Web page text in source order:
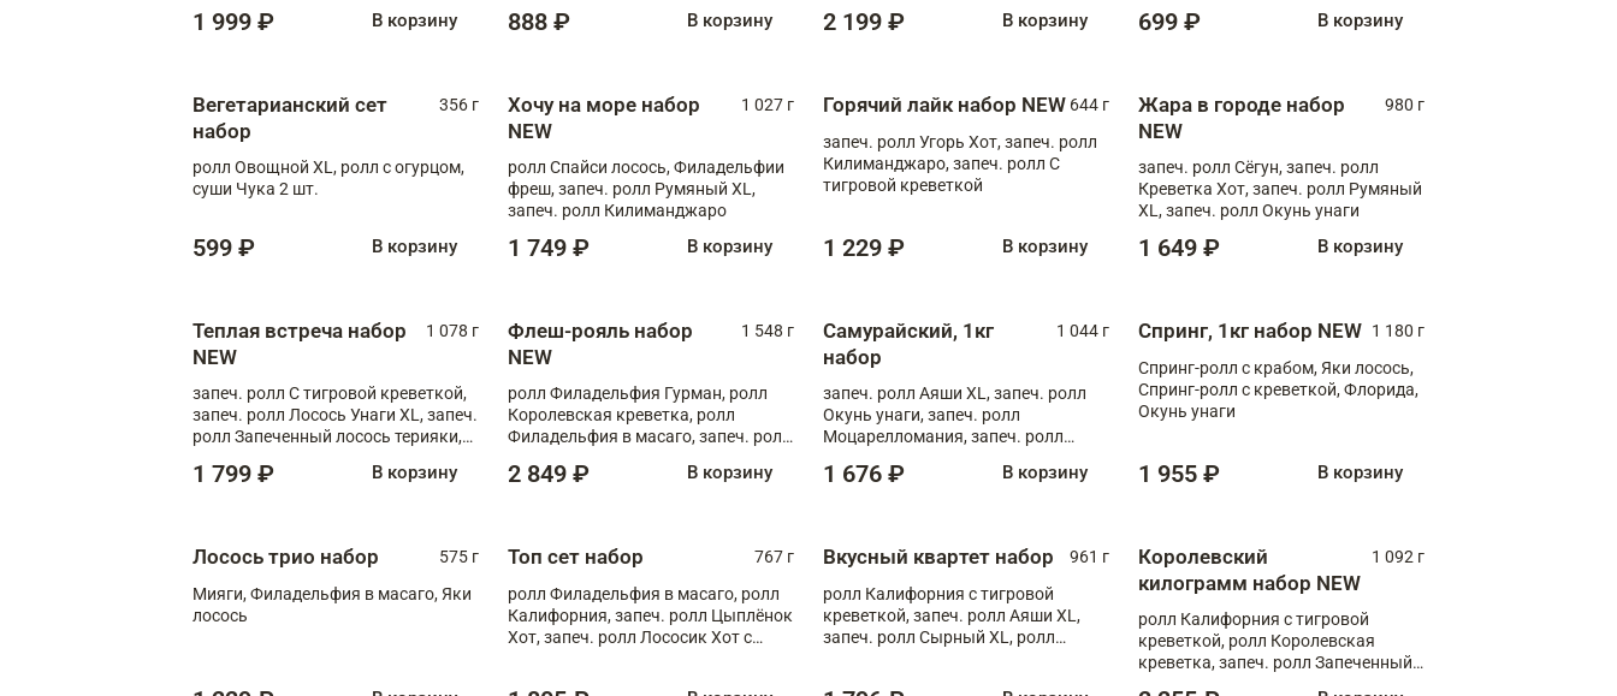
1 999 ₽ В корзину 888 ₽ В корзину
Медовая креветка
2 199 ₽ В корзину 699 ₽ В корзину
Вегетарианский сет
набор
356 г
ролл Овощной XL, ролл с огурцом,
суши Чука 2 шт.
599 ₽ В корзину
Хочу на море набор
NEW
1 027 г
ролл Спайси лосось, Филадельфии
фреш, запеч. ролл Румяный XL,
запеч. ролл Килиманджаро
1 749 ₽ В корзину
Горячий лайк набор NEW 644 г
запеч. ролл Угорь Хот, запеч. ролл
Килиманджаро, запеч. ролл С
тигровой креветкой
1 229 ₽ В корзину
Жара в городе набор
NEW
980 г
запеч. ролл Сёгун, запеч. ролл
Креветка Хот, запеч. ролл Румяный
XL, запеч. ролл Окунь унаги
1 649 ₽ В корзину
Теплая встреча набор
NEW
1 078 г
запеч. ролл С тигровой креветкой,
запеч. ролл Лосось Унаги XL, запеч.
ролл Запеченный лосось терияки,
1 799 ₽ В корзину
Флеш-рояль набор
NEW
1 548 г
ролл Филадельфия Гурман, ролл
Королевская креветка, ролл
Филадельфия в масаго, запеч. ролл
Тигровая креветка с моцареллой,
2 849 ₽ В корзину
Самурайский, 1кг
набор
1 044 г
запеч. ролл Аяши XL, запеч. ролл
Окунь унаги, запеч. ролл
Моцарелломания, запеч. ролл
1 676 ₽ В корзину
Спринг, 1кг набор NEW 1 180 г
Спринг-ролл с крабом, Яки лосось,
Спринг-ролл с креветкой, Флорида,
Окунь унаги
1 955 ₽ В корзину
Лосось трио набор
575 г
Мияги, Филадельфия в масаго, Яки
лосось
Топ сет набор
767 г
ролл Филадельфия в масаго, ролл
Калифорния, запеч. ролл Цыплёнок
Хот, запеч. ролл Лососик Хот с
Вкусный квартет набор
961 г
ролл Калифорния с тигровой
креветкой, запеч. ролл Аяши XL,
запеч. ролл Сырный XL, ролл
Королевский
килограмм набор NEW
1 092 г
ролл Калифорния с тигровой
креветкой, ролл Королевская
креветка, запеч. ролл Запеченный